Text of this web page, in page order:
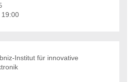
19:00
Institut für innovative